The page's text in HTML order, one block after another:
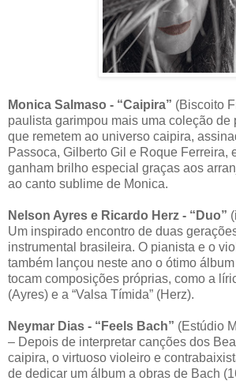
Monica Salmaso - “Caipira” (Biscoito
paulista garimpou mais uma coleção de
que remetem ao universo caipira,
Passoca, Gilberto Gil e Roque Ferreira,
ganham brilho especial graças aos
ao canto sublime de Monica.
Nelson Ayres e Ricardo Herz - “Duo”
Um inspirado encontro de duas
instrumental brasileira. O pianista e o
também lançou neste ano o ótimo álbum
tocam composições próprias, como a
(Ayres) e a “Valsa Tímida” (Herz).
Neymar Dias - “Feels Bach” (Estúdio
– Depois de interpretar canções dos
caipira, o virtuoso violeiro e
de dedicar um álbum a obras de Bach